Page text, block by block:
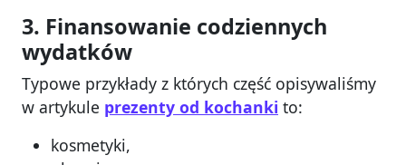
3. Finansowanie codziennych
wydatków
Typowe przykłady z których część opisywaliśmy
w artykule prezenty od kochanki to:
kosmetyki,